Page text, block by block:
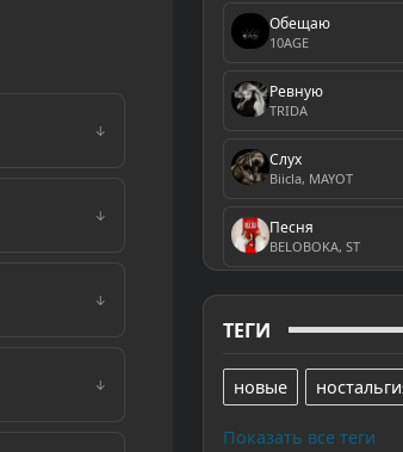
Обещаю
10AGE
Ревную
TRIDA
Слух
Biicla, MAYOT
Песня
BELOBOKA, ST
ТЕГИ
новые
Показать все теги
↓
↓
↓
↓